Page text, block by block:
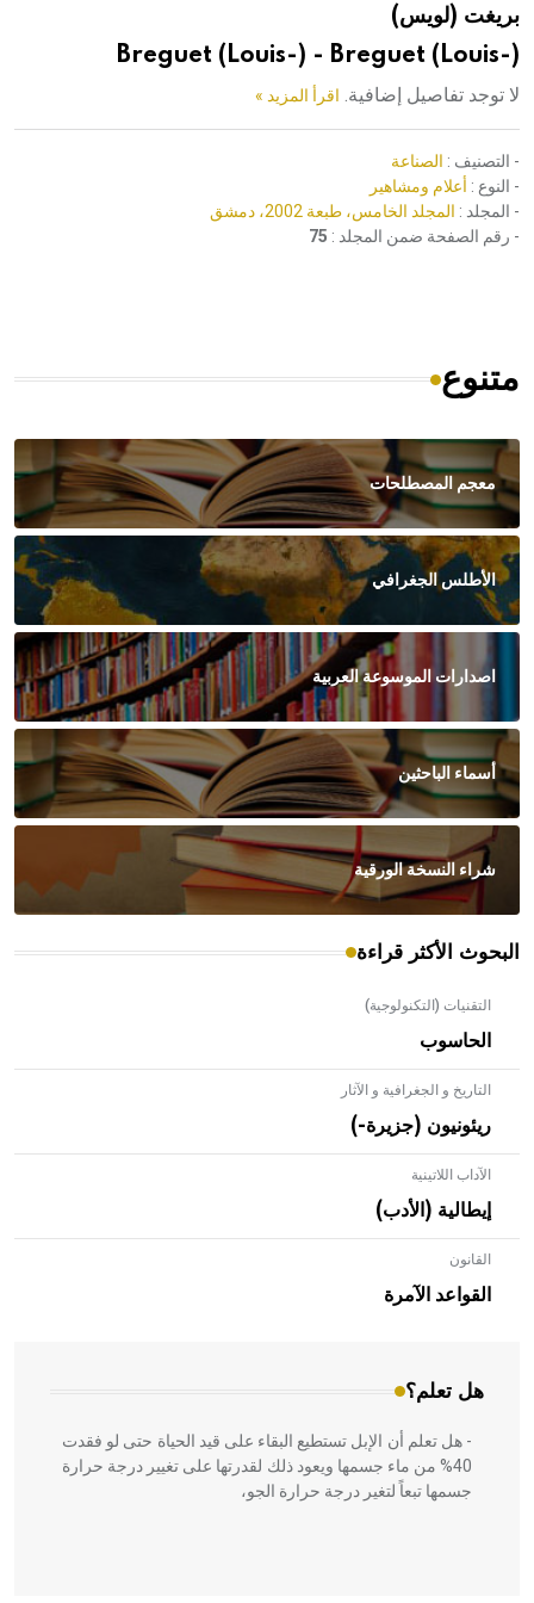
هيئة الموسوعة العربية تطلق موسوعات جديدة في عام 2026بريغت (لويس)
Breguet (Louis-) - Breguet (Louis-)
لا توجد تفاصيل إضافية. اقرأ المزيد »
- التصنيف : الصناعة
- النوع : أعلام ومشاهير
- المجلد : المجلد الخامس، طبعة 2002، دمشق
- رقم الصفحة ضمن المجلد : 75
متنوع
معجم المصطلحات
الأطلس الجغرافي
اصدارات الموسوعة العربية
أسماء الباحثين
شراء النسخة الورقية
البحوث الأكثر قراءة
التقنيات (التكنولوجية)
الحاسوب
التاريخ و الجغرافية و الآثار
ريئونيون (جزيرة-)
الآداب اللاتينية
إيطالية (الأدب)
القانون
القواعد الآمرة
هل تعلم؟
- هل تعلم أن الأبلق نوع من الفنون الهندسية التي ارتبطت
بالعمارة الإسلامية في بلاد الشام ومصر خاصة، حيث يحرص
المعمار على بناء مداميكه وخاصة في الواجهات
- هل تعلم أن الإبل تستطيع البقاء على قيد الحياة حتى لو فقدت
40% من ماء جسمها ويعود ذلك لقدرتها على تغيير درجة حرارة
جسمها تبعاً لتغير درجة حرارة الجو،